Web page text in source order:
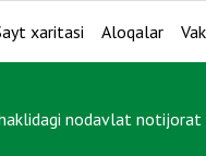
xaritasi Aloqalar
nodavlat